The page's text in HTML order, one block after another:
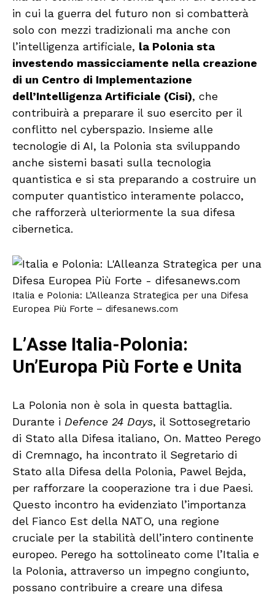
in cui la guerra del futuro non si combatterà
solo con mezzi tradizionali ma anche con
l’intelligenza artificiale, la Polonia sta
investendo massicciamente nella creazione
di un Centro di Implementazione
dell’Intelligenza Artificiale (Cisi), che
contribuirà a preparare il suo esercito per il
conflitto nel cyberspazio. Insieme alle
tecnologie di AI, la Polonia sta sviluppando
anche sistemi basati sulla tecnologia
quantistica e si sta preparando a costruire un
computer quantistico interamente polacco,
che rafforzerà ulteriormente la sua difesa
cibernetica.
Italia e Polonia: L’Alleanza Strategica per una Difesa
Europea Più Forte – difesanews.com
L’Asse Italia-Polonia:
Un’Europa Più Forte e Unita
La Polonia non è sola in questa battaglia.
Durante i Defence 24 Days, il Sottosegretario
di Stato alla Difesa italiano, On. Matteo Perego
di Cremnago, ha incontrato il Segretario di
Stato alla Difesa della Polonia, Pawel Bejda,
per rafforzare la cooperazione tra i due Paesi.
Questo incontro ha evidenziato l’importanza
del Fianco Est della NATO, una regione
cruciale per la stabilità dell’intero continente
europeo. Perego ha sottolineato come l’Italia e
la Polonia, attraverso un impegno congiunto,
possano contribuire a creare una difesa